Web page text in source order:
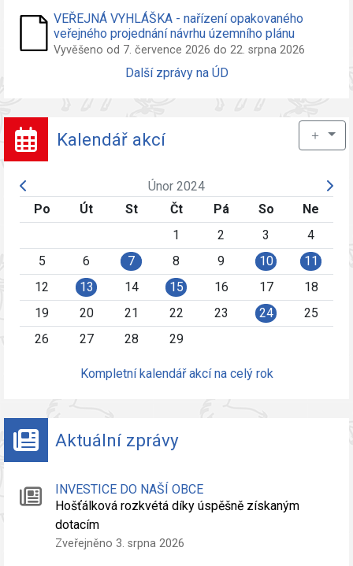
VEŘEJNÁ VYHLÁŠKA - nařízení opakovaného
veřejného projednání návrhu územního plánu
Vyvěšeno od 7. července 2026 do 22. srpna 2026
Další zprávy na ÚD
Kalendář akcí ＋
Únor 2024
Po
Út St Čt Pá So
Ne
1
2 3
4
5
6 7 8 9 10
11
12
13 14 15 16 17
18
19
20 21 22 23 24
25
26
27 28 29
Kompletní kalendář akcí na celý rok
Aktuální zprávy
INVESTICE DO NAŠÍ OBCE
Hošťálková rozkvétá díky úspěšně získaným
dotacím
Zveřejněno 3. srpna 2026